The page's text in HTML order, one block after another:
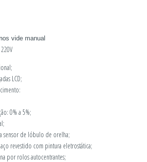
vide manual
LCD;
0% a 5%;
sensor de lóbulo de orelha;
revestido com pintura eletrostática;
por rolos autocentrantes;